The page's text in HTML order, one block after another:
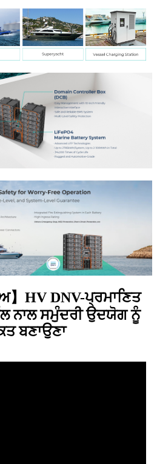
】HV DNV-ਪ੍ਰਮਾਣਿਤ
ਨਾਲ ਸਮੁੰਦਰੀ ਉਦਯੋਗ ਨੂੰ
ਬਣਾਉਣਾ